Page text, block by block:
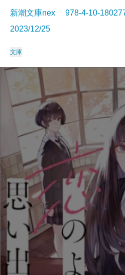
新潮文庫nex 978-4-10-
2023/12/25
文庫